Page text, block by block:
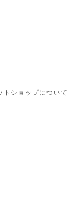
ショップについて